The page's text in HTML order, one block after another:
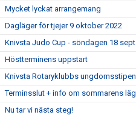
Mycket lyckat arrangemang
Dagläger för tjejer 9 oktober 2022
Knivsta Judo Cup - söndagen 18
Höstterminens uppstart
Knivsta Rotaryklubbs
Terminsslut + info om sommarens
Nu tar vi nästa steg!